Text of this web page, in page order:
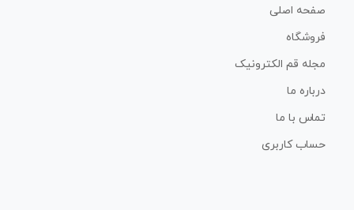
صفحه اصلی
فروشگاه
مجله قم الکترونیک
درباره ما
تماس با ما
حساب کاربری